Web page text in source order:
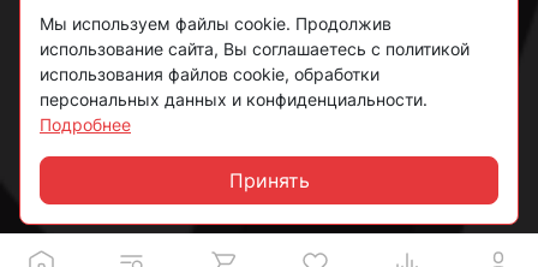
Политика конфиденциальности
Согласие на обработку данных
Пользовательское соглашение
Мы используем файлы cookie. Продолжив
использование сайта, Вы соглашаетесь с политикой
использования файлов cookie, обработки
персональных данных и конфиденциальности.
Подробнее
Принять